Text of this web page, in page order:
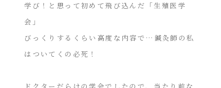
学び！と思って初めて飛び込んだ「生殖医学
会」
びっくりするくらい高度な内容で…鍼灸師の私
はついてくの必死！